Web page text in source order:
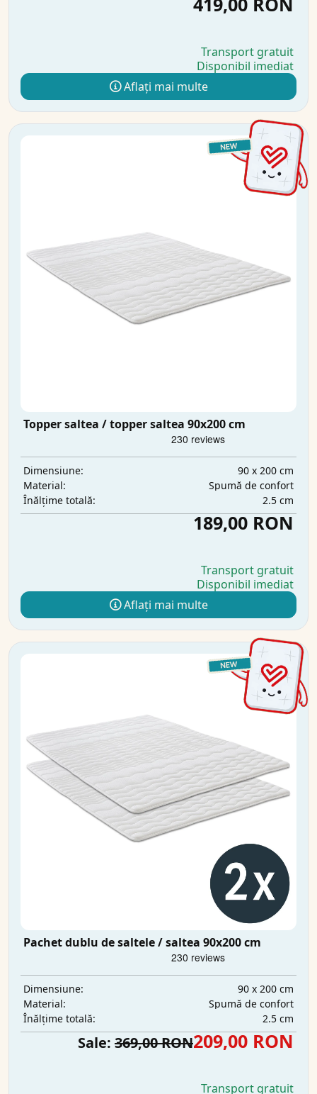
Transport gratuit
Disponibil imediat
Aflați mai multe
Topper saltea / topper saltea 90x200 cm
Dimensiune:
90 x 200 cm
Material:
Spumă de confort
Înălțime totală:
2.5 cm
189,00 RON
Transport gratuit
Disponibil imediat
Aflați mai multe
Pachet dublu de saltele / saltea 90x200 cm
Dimensiune:
90 x 200 cm
Material:
Spumă de confort
Înălțime totală:
2.5 cm
Sale: 369,00 RON209,00 RON
Transport gratuit